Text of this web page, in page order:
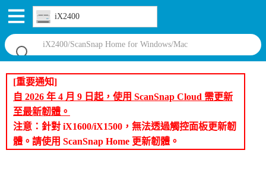
iX2400
[重要通知]
自 2026 年 4 月 9 日起，使用 ScanSnap Cloud 需更新
至最新韌體。
注意：針對 iX1600/iX1500，無法透過觸控面板更新韌
體。請使用 ScanSnap Home 更新韌體。